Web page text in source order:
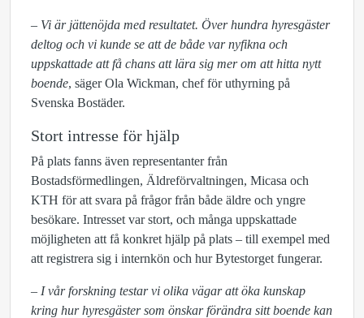
– Vi är jättenöjda med resultatet. Över hundra hyresgäster
deltog och vi kunde se att de både var nyfikna och
uppskattade att få chans att lära sig mer om att hitta nytt
boende, säger Ola Wickman, chef för uthyrning på
Svenska Bostäder.
Stort intresse för hjälp
På plats fanns även representanter från
Bostadsförmedlingen, Äldreförvaltningen, Micasa och
KTH för att svara på frågor från både äldre och yngre
besökare. Intresset var stort, och många uppskattade
möjligheten att få konkret hjälp på plats – till exempel med
att registrera sig i internkön och hur Bytestorget fungerar.
– I vår forskning testar vi olika vägar att öka kunskap
kring hur hyresgäster som önskar förändra sitt boende kan